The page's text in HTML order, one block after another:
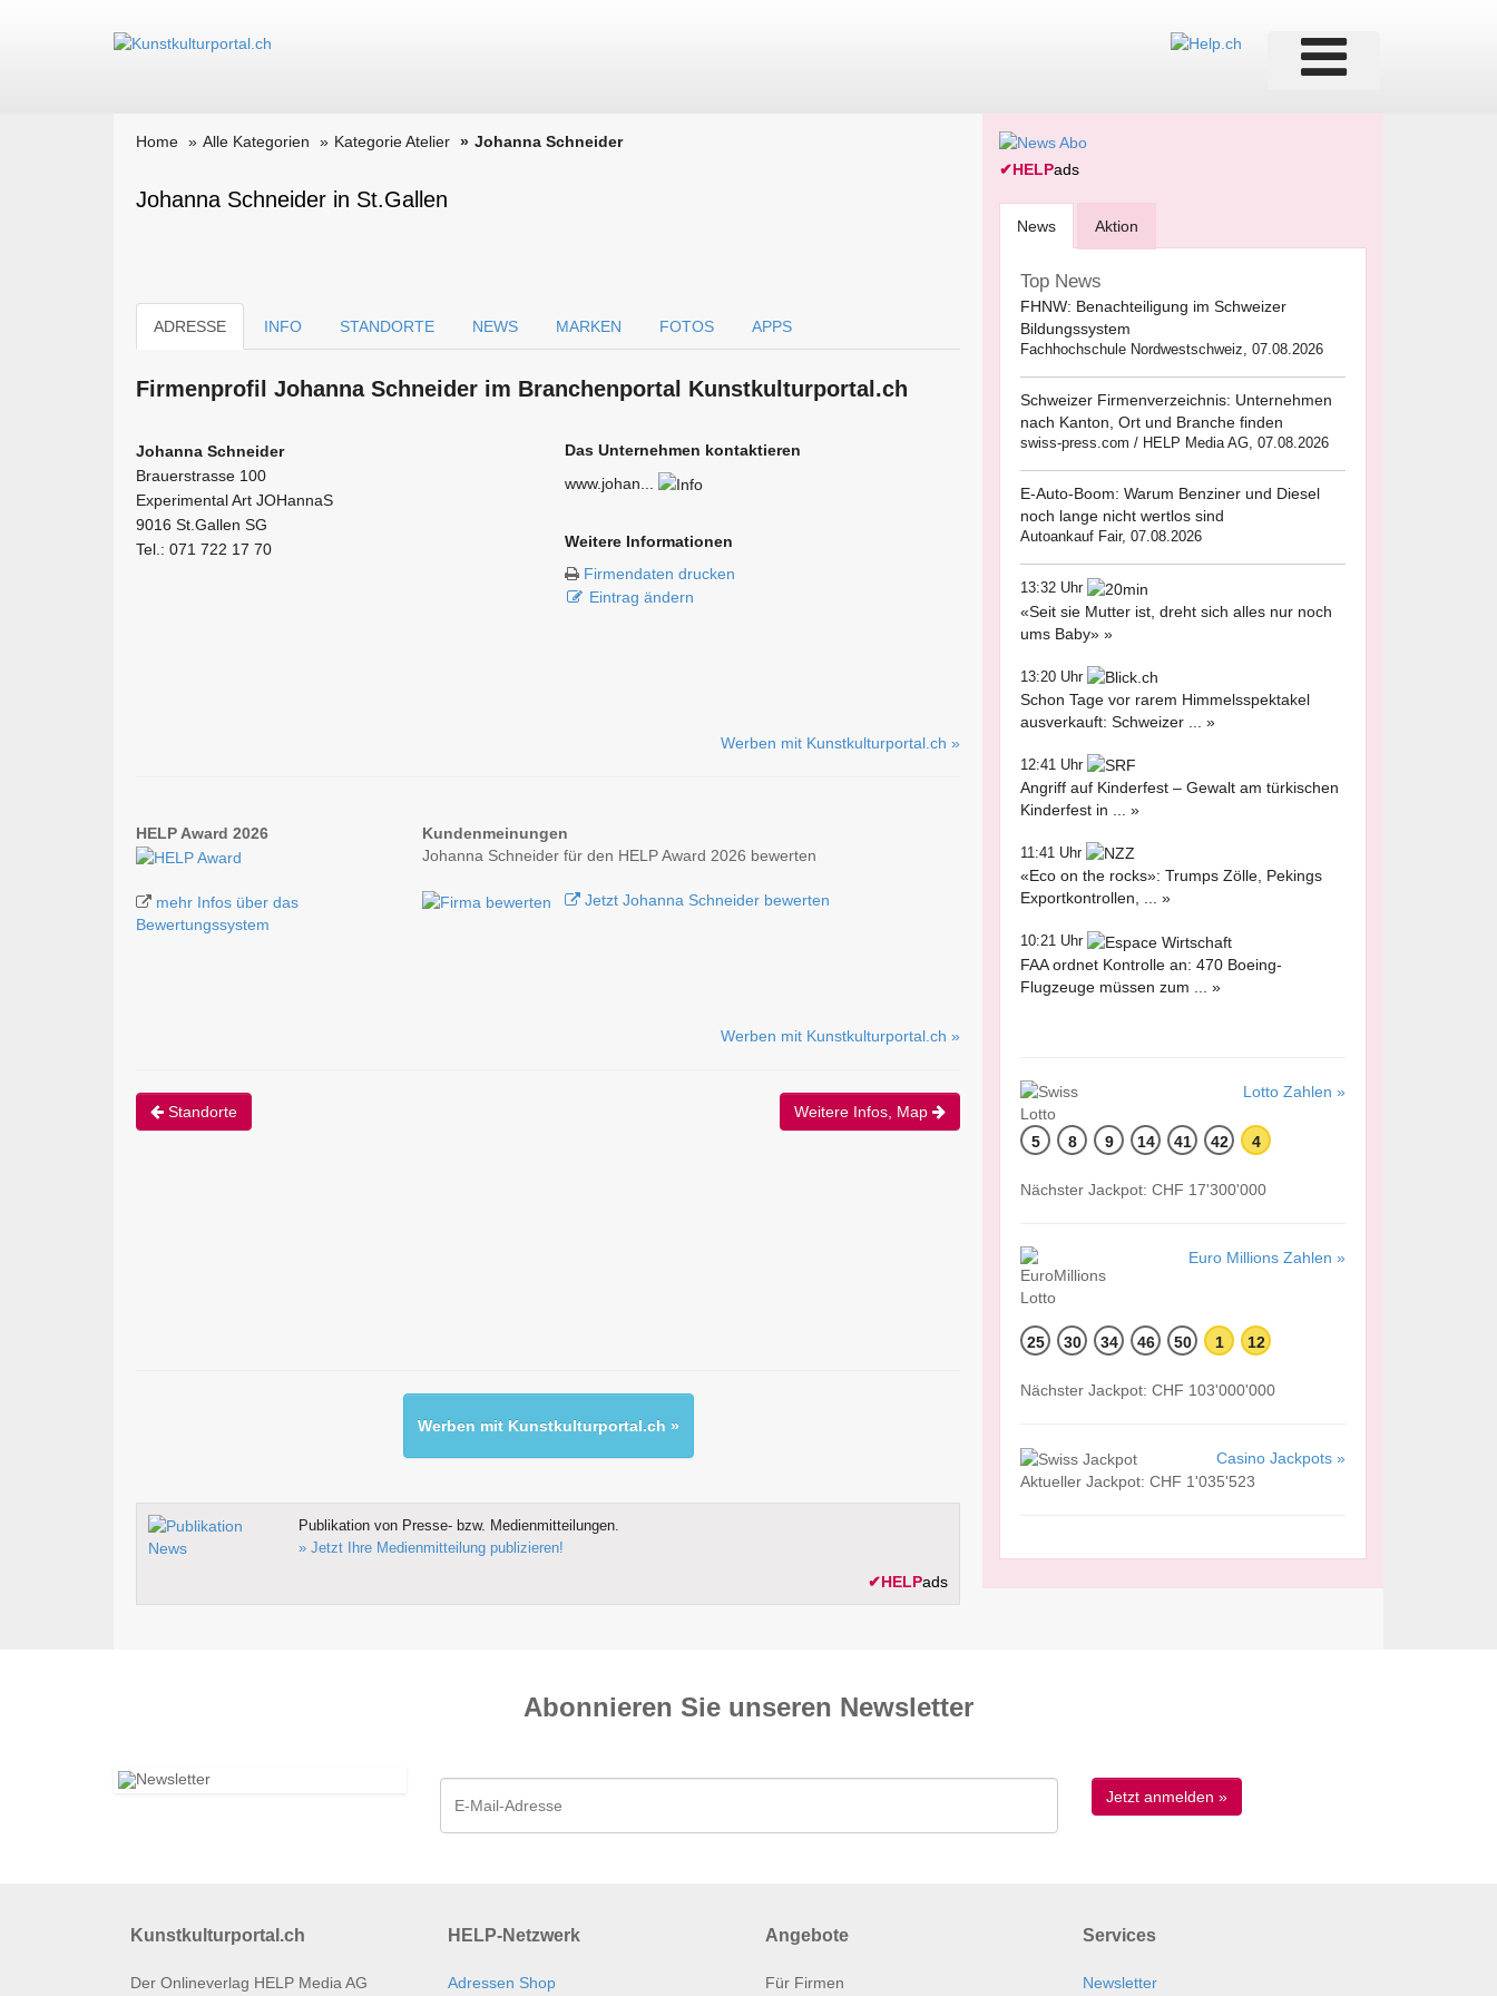
Home Alle Kategorien Kategorie Atelier Johanna Schneider
Johanna Schneider in St.Gallen
ADRESSE INFO STANDORTE NEWS MARKEN FOTOS APPS
Firmen­profil Johanna Schneider im Branchen­portal Kunstkulturportal.ch
Johanna Schneider
Brauerstrasse 100
Experimental Art JOHannaS
9016 St.Gallen SG
Tel.: 071 722 17 70
Das Unternehmen kontaktieren
www.johan...
Weitere Informationen
Firmendaten drucken
Eintrag ändern
Werben mit Kunstkulturportal.ch »
HELP Award 2026
mehr Infos über das
Bewertungssystem
Kundenmeinungen
Johanna Schneider für den HELP Award 2026 bewerten
Jetzt Johanna Schneider bewerten
Werben mit Kunstkulturportal.ch »
Standorte Weitere Infos, Map
Werben mit Kunstkulturportal.ch »
Publikation von Presse- bzw. Medienmitteilungen.
» Jetzt Ihre Medienmitteilung publizieren!
✔HELPads
✔HELPads
News Aktion
Top News
FHNW: Benachteiligung im Schweizer
Bildungssystem
Fachhochschule Nordwestschweiz, 07.08.2026
Schweizer Firmenverzeichnis: Unternehmen
nach Kanton, Ort und Branche finden
swiss-press.com / HELP Media AG, 07.08.2026
E-Auto-Boom: Warum Benziner und Diesel
noch lange nicht wertlos sind
Autoankauf Fair, 07.08.2026
13:32 Uhr
«Seit sie Mutter ist, dreht sich alles nur noch
ums Baby» »
13:20 Uhr
Schon Tage vor rarem Himmelsspektakel
ausverkauft: Schweizer ... »
12:41 Uhr
Angriff auf Kinderfest – Gewalt am türkischen
Kinderfest in ... »
11:41 Uhr
«Eco on the rocks»: Trumps Zölle, Pekings
Exportkontrollen, ... »
10:21 Uhr
FAA ordnet Kontrolle an: 470 Boeing-
Flugzeuge müssen zum ... »
Lotto Zahlen »
5 8 9 14 41 42 4
Nächster Jackpot: CHF 17'300'000
Euro Millions Zahlen »
25 30 34 46 50 1 12
Nächster Jackpot: CHF 103'000'000
Casino Jackpots »
Aktueller Jackpot: CHF 1'035'523
Abonnieren Sie unseren News­letter
Kunstkulturportal.ch
Der Onlineverlag HELP Media AG
HELP-Netzwerk
Adressen Shop
Angebote
Für Firmen
Services
Newsletter